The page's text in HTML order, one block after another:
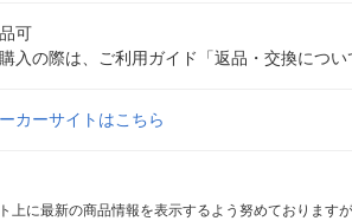
可
入の際は、ご利用ガイド「返品・交換につ
カーサイトはこちら
上に最新の商品情報を表示するよう努めておりま